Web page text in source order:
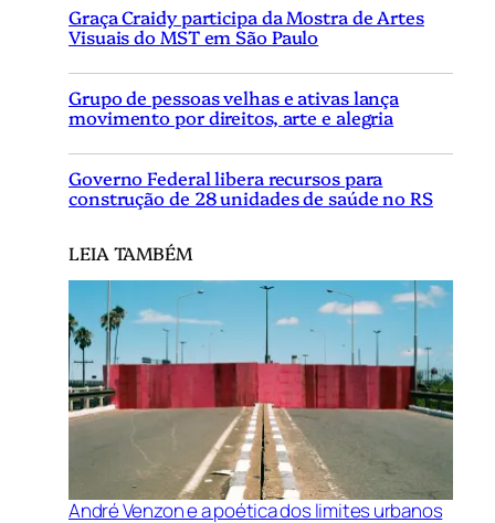
Graça Craidy participa da Mostra de Artes
Visuais do MST em São Paulo
Grupo de pessoas velhas e ativas lança
movimento por direitos, arte e alegria
Governo Federal libera recursos para
construção de 28 unidades de saúde no RS
LEIA TAMBÉM
André Venzon e a poética dos limites urbanos